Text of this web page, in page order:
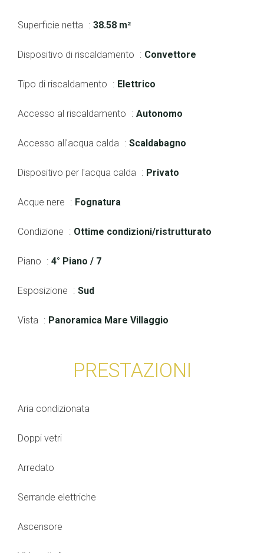
Superficie netta 38.58 m²
Dispositivo di riscaldamento Convettore
Tipo di riscaldamento Elettrico
Accesso al riscaldamento Autonomo
Accesso all'acqua calda Scaldabagno
Dispositivo per l'acqua calda Privato
Acque nere Fognatura
Condizione Ottime condizioni/ristrutturato
Piano 4° Piano / 7
Esposizione Sud
Vista Panoramica Mare Villaggio
PRESTAZIONI
Aria condizionata
Doppi vetri
Arredato
Serrande elettriche
Ascensore